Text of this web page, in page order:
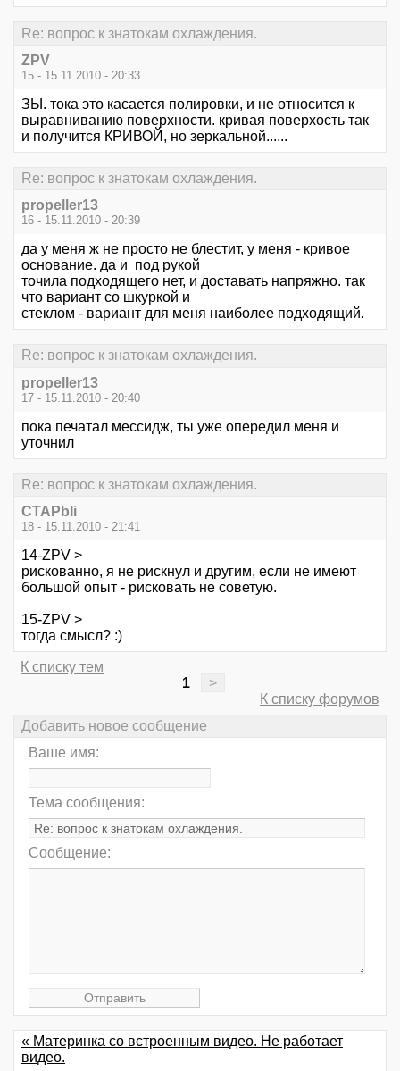
Re: вопрос к знатокам охлаждения.
ZPV
15 - 15.11.2010 - 20:33
ЗЫ. тока это касается полировки, и не относится к
выравниванию поверхности. кривая поверхость так
и получится КРИВОЙ, но зеркальной......
Re: вопрос к знатокам охлаждения.
propeller13
16 - 15.11.2010 - 20:39
да у меня ж не просто не блестит, у меня - кривое
основание. да и под рукой
точила подходящего нет, и доставать напряжно. так
что вариант со шкуркой и
стеклом - вариант для меня наиболее подходящий.
Re: вопрос к знатокам охлаждения.
propeller13
17 - 15.11.2010 - 20:40
пока печатал мессидж, ты уже опередил меня и
уточнил
Re: вопрос к знатокам охлаждения.
CTAPbIi
18 - 15.11.2010 - 21:41
14-ZPV >
рискованно, я не рискнул и другим, если не имеют
большой опыт - рисковать не советую.
15-ZPV >
тогда смысл? :)
К списку тем
1
>
К списку форумов
Добавить новое сообщение
Ваше имя:
Тема сообщения:
Сообщение:
« Материнка со встроенным видео. Не работает
видео.